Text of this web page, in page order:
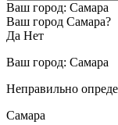
Ваш город: Самара
Ваш город Самара?
Да Нет
Ваш город: Самара
Неправильно
Самара